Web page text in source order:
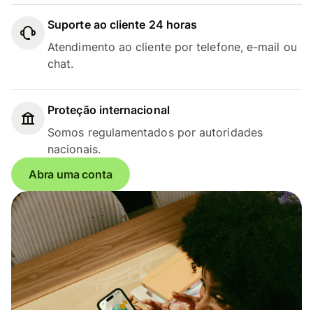
Suporte ao cliente 24 horas
Atendimento ao cliente por telefone, e-mail ou
chat.
Proteção internacional
Somos regulamentados por autoridades
nacionais.
Abra uma conta